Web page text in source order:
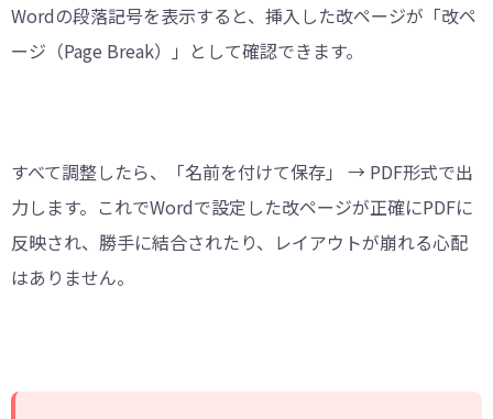
Wordの段落記号を表示すると、挿入した改ページが「改ペ
ージ（Page Break）」として確認できます。
すべて調整したら、「名前を付けて保存」 → PDF形式で出
力します。これでWordで設定した改ページが正確にPDFに
反映され、勝手に結合されたり、レイアウトが崩れる心配
はありません。